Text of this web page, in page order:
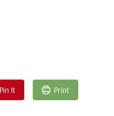
Pin It Print